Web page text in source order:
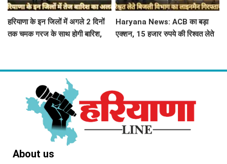
हरियाणा के इन जिलों में अगले 2 दिनों
तक चमक गरज के साथ होगी बारिश,
Haryana News: ACB का बड़ा
एक्शन, 15 हजार रुपये की रिश्वत लेते
About us